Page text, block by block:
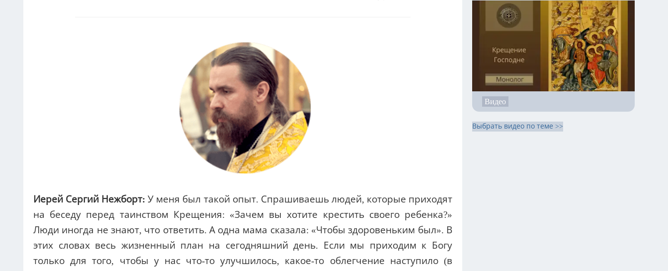
Иерей Сергий Нежборт: У меня был такой опыт. Спрашиваешь людей, которые приходят
на беседу перед таинством Крещения: «Зачем вы хотите крестить своего ребенка?»
Люди иногда не знают, что ответить. А одна мама сказала: «Чтобы здоровеньким был». В
этих словах весь жизненный план на сегодняшний день. Если мы приходим к Богу
только для того, чтобы у нас что-то улучшилось, какое-то облегчение наступило (в
Видео
Выбрать видео по теме >>